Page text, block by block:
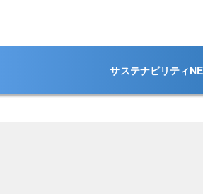
サステナビリティ